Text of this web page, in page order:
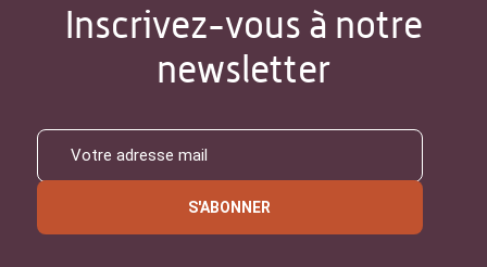
Inscrivez-vous à notre
newsletter
S'ABONNER